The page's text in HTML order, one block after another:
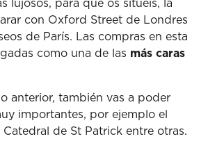
lujosos, para que os situéis, la
con Oxford Street de Londres
de París. Las compras en esta
como una de las más caras
anterior, también vas a poder
importantes, por ejemplo el
Catedral de St Patrick entre otras.